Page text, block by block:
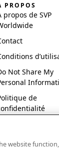
PROPOS
propos de SVP
Not Share My
de
website